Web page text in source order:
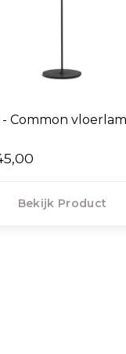
- Common
Bekijk Product